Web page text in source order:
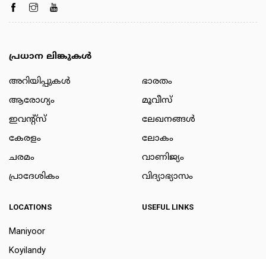
പ്രധാന ലിങ്കുകൾ
അറിയിപ്പുകള്‍
ആരോഗ്യം
ഇവന്റ്സ്
കേരളം
ചരമം
പ്രാദേശികം
ഭാരതം
മൂവീസ്
ലേഖനങ്ങള്‍
ലോകം
വാണിജ്യം
വിദ്യാഭ്യാസം
LOCATIONS
Maniyoor
Koyilandy
USEFUL LINKS